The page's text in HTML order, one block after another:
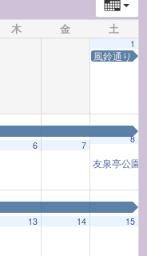
木 金 土
1
風鈴通り
6 7
8
友泉亭公園
13 14 15